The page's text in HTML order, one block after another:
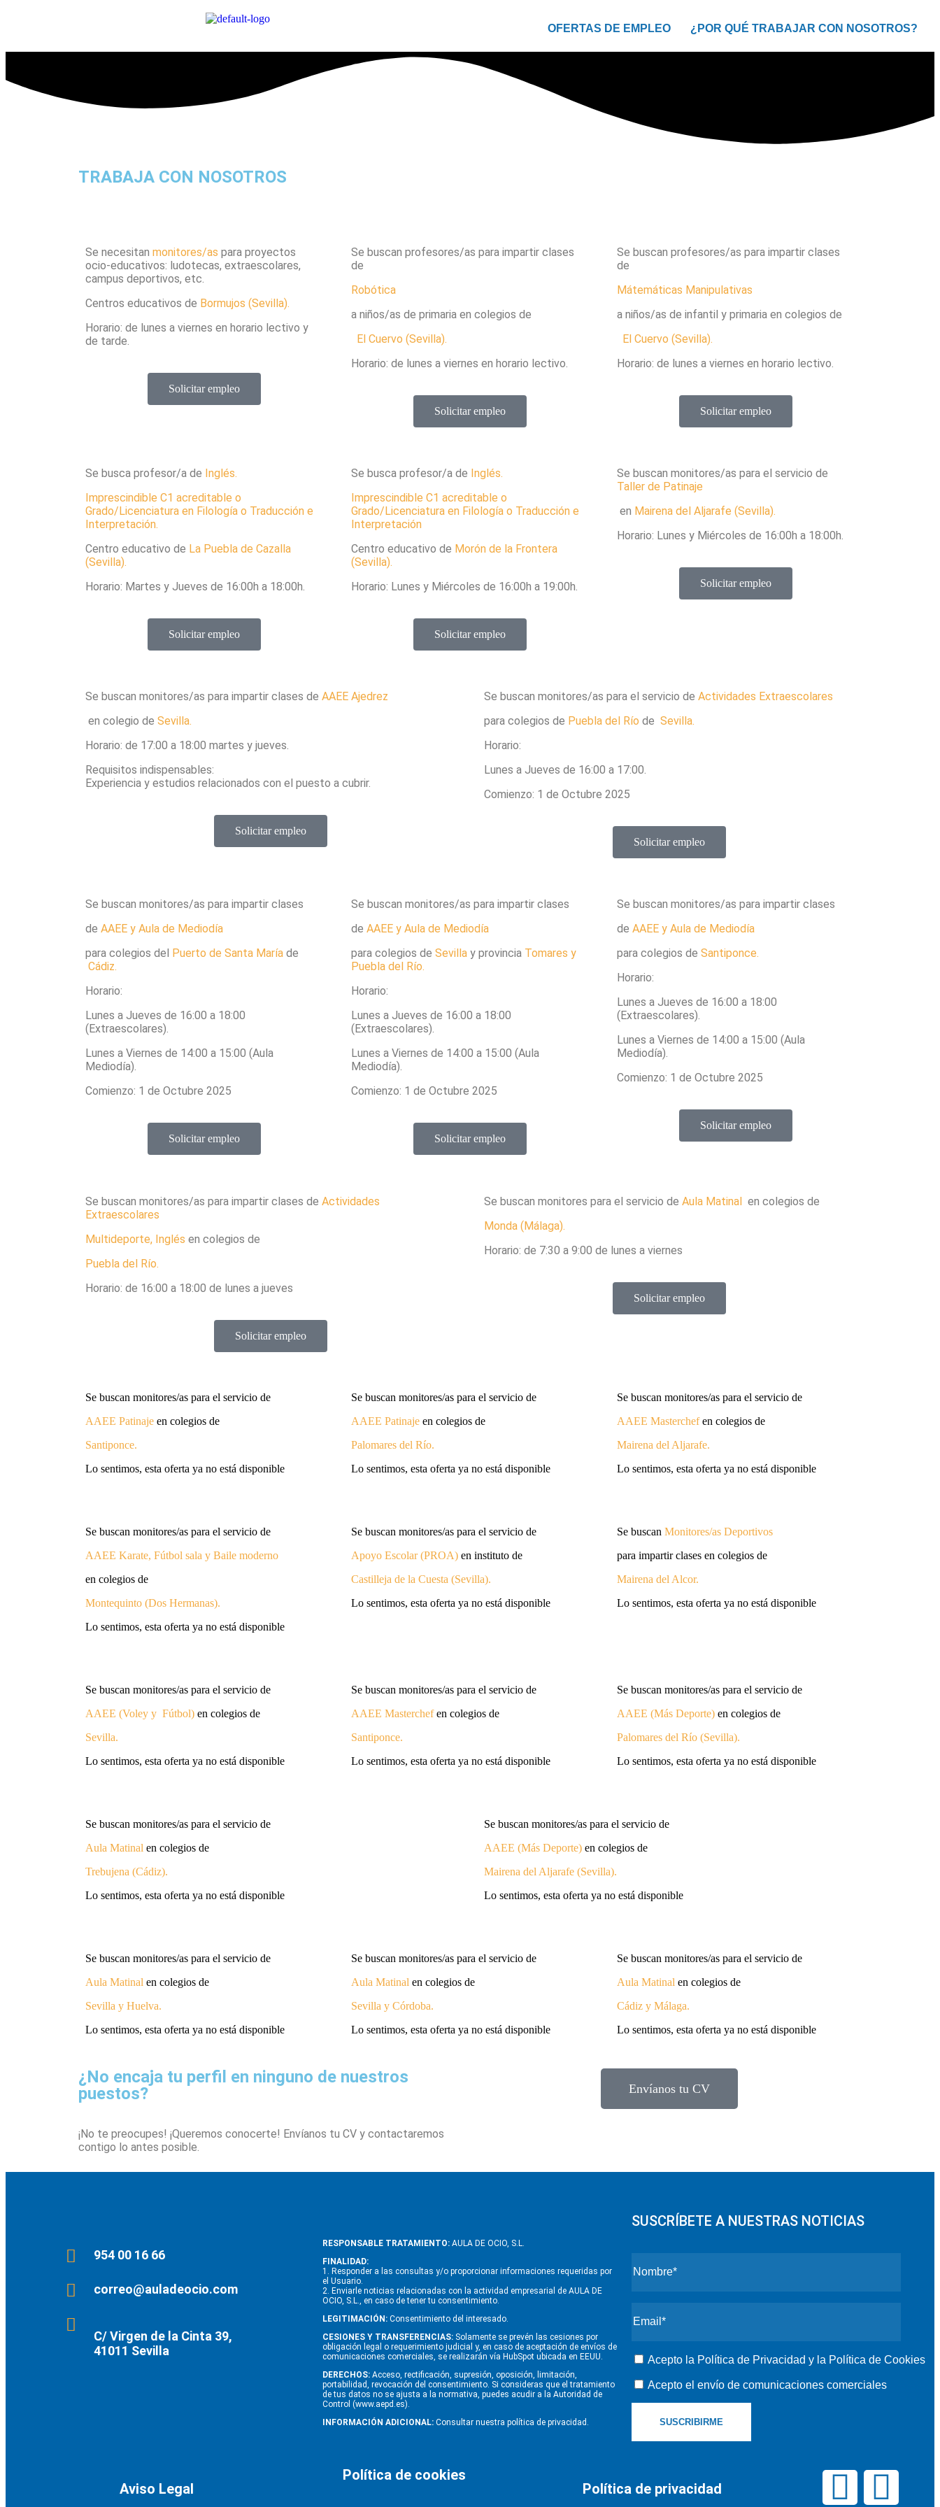
OFERTAS DE EMPLEO ¿POR QUÉ TRABAJAR CON NOSOTROS?
TRABAJA CON NOSOTROS
Se necesitan monitores/as para proyectos
ocio-educativos: ludotecas, extraescolares,
campus deportivos, etc.
Centros educativos de Bormujos (Sevilla).
Horario: de lunes a viernes en horario lectivo y
de tarde.
Solicitar empleo
Se buscan profesores/as para impartir clases
de
Robótica
a niños/as de primaria en colegios de
El Cuervo (Sevilla).
Horario: de lunes a viernes en horario lectivo.
Solicitar empleo
Se buscan profesores/as para impartir clases
de
Mátemáticas Manipulativas
a niños/as de infantil y primaria en colegios de
El Cuervo (Sevilla).
Horario: de lunes a viernes en horario lectivo.
Solicitar empleo
Se busca profesor/a de Inglés.
Imprescindible C1 acreditable o
Grado/Licenciatura en Filología o Traducción e
Interpretación.
Centro educativo de La Puebla de Cazalla
(Sevilla).
Horario: Martes y Jueves de 16:00h a 18:00h.
Solicitar empleo
Se busca profesor/a de Inglés.
Imprescindible C1 acreditable o
Grado/Licenciatura en Filología o Traducción e
Interpretación
Centro educativo de Morón de la Frontera
(Sevilla).
Horario: Lunes y Miércoles de 16:00h a 19:00h.
Solicitar empleo
Se buscan monitores/as para el servicio de
Taller de Patinaje
en Mairena del Aljarafe (Sevilla).
Horario: Lunes y Miércoles de 16:00h a 18:00h.
Solicitar empleo
Se buscan monitores/as para impartir clases de AAEE Ajedrez
en colegio de Sevilla.
Horario: de 17:00 a 18:00 martes y jueves.
Requisitos indispensables:
Experiencia y estudios relacionados con el puesto a cubrir.
Solicitar empleo
Se buscan monitores/as para el servicio de Actividades Extraescolares
para colegios de Puebla del Río de Sevilla.
Horario:
Lunes a Jueves de 16:00 a 17:00.
Comienzo: 1 de Octubre 2025
Solicitar empleo
Se buscan monitores/as para impartir clases
de AAEE y Aula de Mediodía
para colegios del Puerto de Santa María de
Cádiz.
Horario:
Lunes a Jueves de 16:00 a 18:00
(Extraescolares).
Lunes a Viernes de 14:00 a 15:00 (Aula
Mediodía).
Comienzo: 1 de Octubre 2025
Solicitar empleo
Se buscan monitores/as para impartir clases
de AAEE y Aula de Mediodía
para colegios de Sevilla y provincia Tomares y
Puebla del Río.
Horario:
Lunes a Jueves de 16:00 a 18:00
(Extraescolares).
Lunes a Viernes de 14:00 a 15:00 (Aula
Mediodía).
Comienzo: 1 de Octubre 2025
Solicitar empleo
Se buscan monitores/as para impartir clases
de AAEE y Aula de Mediodía
para colegios de Santiponce.
Horario:
Lunes a Jueves de 16:00 a 18:00
(Extraescolares).
Lunes a Viernes de 14:00 a 15:00 (Aula
Mediodía).
Comienzo: 1 de Octubre 2025
Solicitar empleo
Se buscan monitores/as para impartir clases de Actividades
Extraescolares
Multideporte, Inglés en colegios de
Puebla del Río.
Horario: de 16:00 a 18:00 de lunes a jueves
Solicitar empleo
Se buscan monitores para el servicio de Aula Matinal en colegios de
Monda (Málaga).
Horario: de 7:30 a 9:00 de lunes a viernes
Solicitar empleo
Se buscan monitores/as para el servicio de
AAEE Patinaje en colegios de
Santiponce.
Lo sentimos, esta oferta ya no está disponible
Se buscan monitores/as para el servicio de
AAEE Patinaje en colegios de
Palomares del Río.
Lo sentimos, esta oferta ya no está disponible
Se buscan monitores/as para el servicio de
AAEE Masterchefen colegios de
Mairena del Aljarafe.
Lo sentimos, esta oferta ya no está disponible
Se buscan monitores/as para el servicio de
AAEE Karate, Fútbol sala y Baile moderno
en colegios de
Montequinto (Dos Hermanas).
Lo sentimos, esta oferta ya no está disponible
Se buscan monitores/as para el servicio de
Apoyo Escolar (PROA)en instituto de
Castilleja de la Cuesta (Sevilla).
Lo sentimos, esta oferta ya no está disponible
Se buscan Monitores/as Deportivos
para impartir clases en colegios de
Mairena del Alcor.
Lo sentimos, esta oferta ya no está disponible
Se buscan monitores/as para el servicio de
AAEE (Voley y Fútbol) en colegios de
Sevilla.
Lo sentimos, esta oferta ya no está disponible
Se buscan monitores/as para el servicio de
AAEE Masterchefen colegios de
Santiponce.
Lo sentimos, esta oferta ya no está disponible
Se buscan monitores/as para el servicio de
AAEE (Más Deporte) en colegios de
Palomares del Río (Sevilla).
Lo sentimos, esta oferta ya no está disponible
Se buscan monitores/as para el servicio de
Aula Matinal en colegios de
Trebujena (Cádiz).
Lo sentimos, esta oferta ya no está disponible
Se buscan monitores/as para el servicio de
AAEE (Más Deporte) en colegios de
Mairena del Aljarafe (Sevilla).
Lo sentimos, esta oferta ya no está disponible
Se buscan monitores/as para el servicio de
Aula Matinal en colegios de
Sevilla y Huelva.
Lo sentimos, esta oferta ya no está disponible
Se buscan monitores/as para el servicio de
Aula Matinal en colegios de
Sevilla y Córdoba.
Lo sentimos, esta oferta ya no está disponible
Se buscan monitores/as para el servicio de
Aula Matinal en colegios de
Cádiz y Málaga.
Lo sentimos, esta oferta ya no está disponible
¿No encaja tu perfil en ninguno de nuestros
puestos?
¡No te preocupes! ¡Queremos conocerte! Envíanos tu CV y contactaremos
contigo lo antes posible.
Envíanos tu CV
954 00 16 66
correo@auladeocio.com
C/ Virgen de la Cinta 39,
41011 Sevilla
RESPONSABLE TRATAMIENTO:AULA DE OCIO, S.L.
FINALIDAD:
1. Responder a las consultas y/o proporcionar informaciones requeridas por
el Usuario.
2. Enviarle noticias relacionadas con la actividad empresarial de AULA DE
OCIO, S.L., en caso de tener tu consentimiento.
LEGITIMACIÓN:Consentimiento del interesado.
CESIONES Y TRANSFERENCIAS:Solamente se prevén las cesiones por
obligación legal o requerimiento judicial y, en caso de aceptación de envíos de
comunicaciones comerciales, se realizarán vía HubSpot ubicada en EEUU.
DERECHOS:Acceso, rectificación, supresión, oposición, limitación,
portabilidad, revocación del consentimiento. Si consideras que el tratamiento
de tus datos no se ajusta a la normativa, puedes acudir a la Autoridad de
Control (www.aepd.es).
INFORMACIÓN ADICIONAL:Consultar nuestra política de privacidad.
SUSCRÍBETE A NUESTRAS NOTICIAS
Acepto la Política de Privacidad y la Política de Cookies
Acepto el envío de comunicaciones comerciales
Aviso Legal
Política de cookies
Política de privacidad